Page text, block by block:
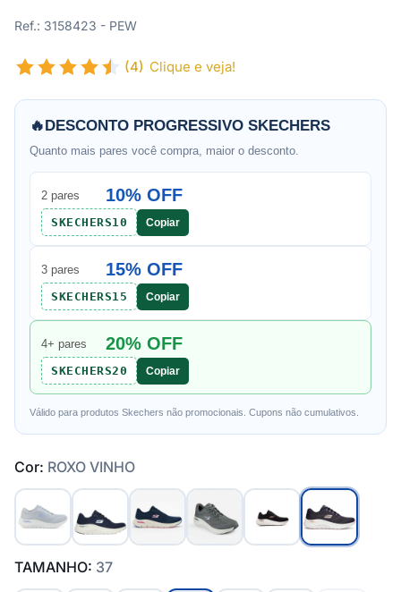
Ref.: 3158423 - PEW
(4) Clique e veja!
🔥DESCONTO PROGRESSIVO SKECHERS
Quanto mais pares você compra, maior o desconto.
2 pares 10% OFF
SKECHERS10 Copiar
3 pares 15% OFF
SKECHERS15 Copiar
4+ pares 20% OFF
SKECHERS20 Copiar
Válido para produtos Skechers não promocionais. Cupons não cumulativos.
Cor: ROXO VINHO
TAMANHO: 37